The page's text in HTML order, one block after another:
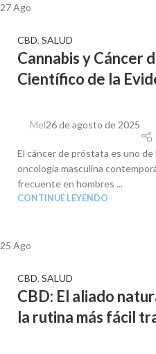
27Ago
CBD, SALUD
Cannabis y Cáncer
Científico de la
Mel26 de agosto de 2025
El cáncer de próstata es uno
oncología masculina
frecuente en hombres ...
CONTINUE LEYENDO
25 Ago
CBD, SALUD
CBD: El aliado
la rutina más fácil